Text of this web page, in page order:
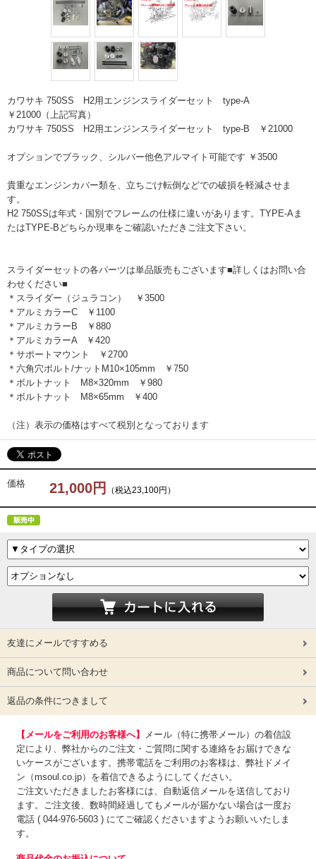
カワサキ 750SS H2用エンジンスライダーセット type-A
￥21000（上記写真）
カワサキ 750SS H2用エンジンスライダーセット type-B ￥21000
オプションでブラック、シルバー他色アルマイト可能です ￥3500
貴重なエンジンカバー類を、立ちごけ転倒などでの破損を軽減させま
す。
H2 750SSは年式・国別でフレームの仕様に違いがあります。TYPE-Aま
たはTYPE-Bどちらか現車をご確認いただきご注文下さい。
スライダーセットの各パーツは単品販売もございます■詳しくはお問い合
わせください■
＊スライダー（ジュラコン） ￥3500
＊アルミカラーC ￥1100
＊アルミカラーB ￥880
＊アルミカラーA ￥420
＊サポートマウント ￥2700
＊六角穴ボルト/ナットM10×105mm ￥750
＊ボルトナット M8×320mm ￥980
＊ボルトナット M8×65mm ￥400
（注）表示の価格はすべて税別となっております
価格 21,000円 （税込23,100円）
友達にメールですすめる
商品について問い合わせ
返品の条件につきまして
【メールをご利用のお客様へ】
メール（特に携帯メール）の着信設
定により、弊社からのご注文・ご質問に関する連絡をお届けできな
いケースがございます。携帯電話をご利用のお客様は、弊社ドメイ
ン（msoul.co.jp）を着信できるようにしてください。
ご注文いただきましたお客様には、自動返信メールを送信しており
ます。ご注文後、数時間経過してもメールが届かない場合は一度お
電話 ( 044-976-5603 ) にてご確認くださいますようお願いいたしま
す。